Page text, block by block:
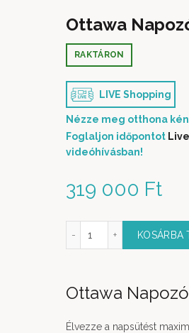
Ottawa
319 000 Ft
RAKTÁRON
LIVE Shopping
Nézze meg otthona
Foglaljon időpontot
videóhívásban!
Napozóágy fehér színben
KOSÁRBA
Ottawa
Élvezze a napsütést